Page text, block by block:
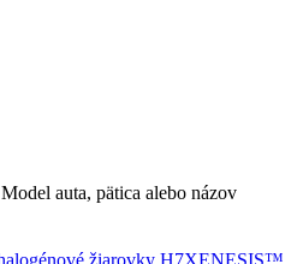
Model auta, pätica alebo názov